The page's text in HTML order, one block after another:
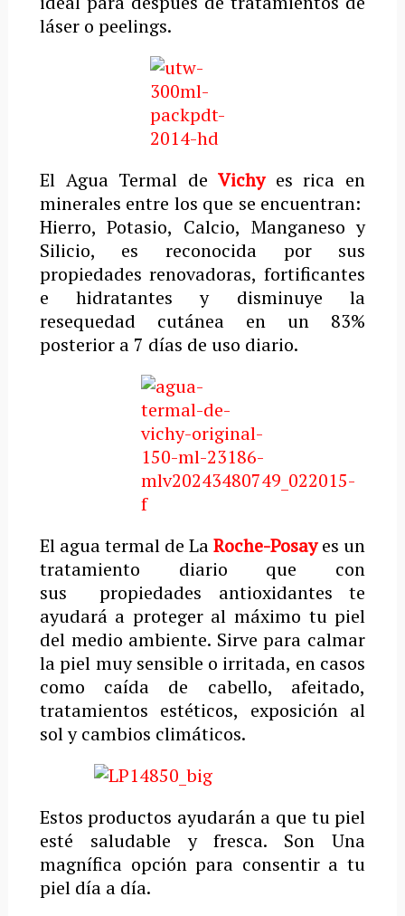
láser o peelings.
El Agua Termal de Vichy es rica en
minerales entre los que se encuentran:
Hierro, Potasio, Calcio, Manganeso y
Silicio, es reconocida por sus
propiedades renovadoras, fortificantes
e hidratantes y disminuye la
resequedad cutánea en un 83%
posterior a 7 días de uso diario.
El agua termal de LaRoche-Posayes un
tratamiento diario que con
sus propiedades antioxidantes te
ayudará a proteger al máximo tu piel
del medio ambiente. Sirve para calmar
la piel muy sensible o irritada, en casos
como caída de cabello, afeitado,
tratamientos estéticos, exposición al
sol y cambios climáticos.
Estos productos ayudarán a que tu piel
esté saludable y fresca. Son Una
magnífica opción para consentir a tu
piel día a día.